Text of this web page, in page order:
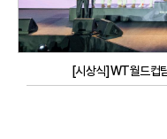
[시상식]WT월드컵